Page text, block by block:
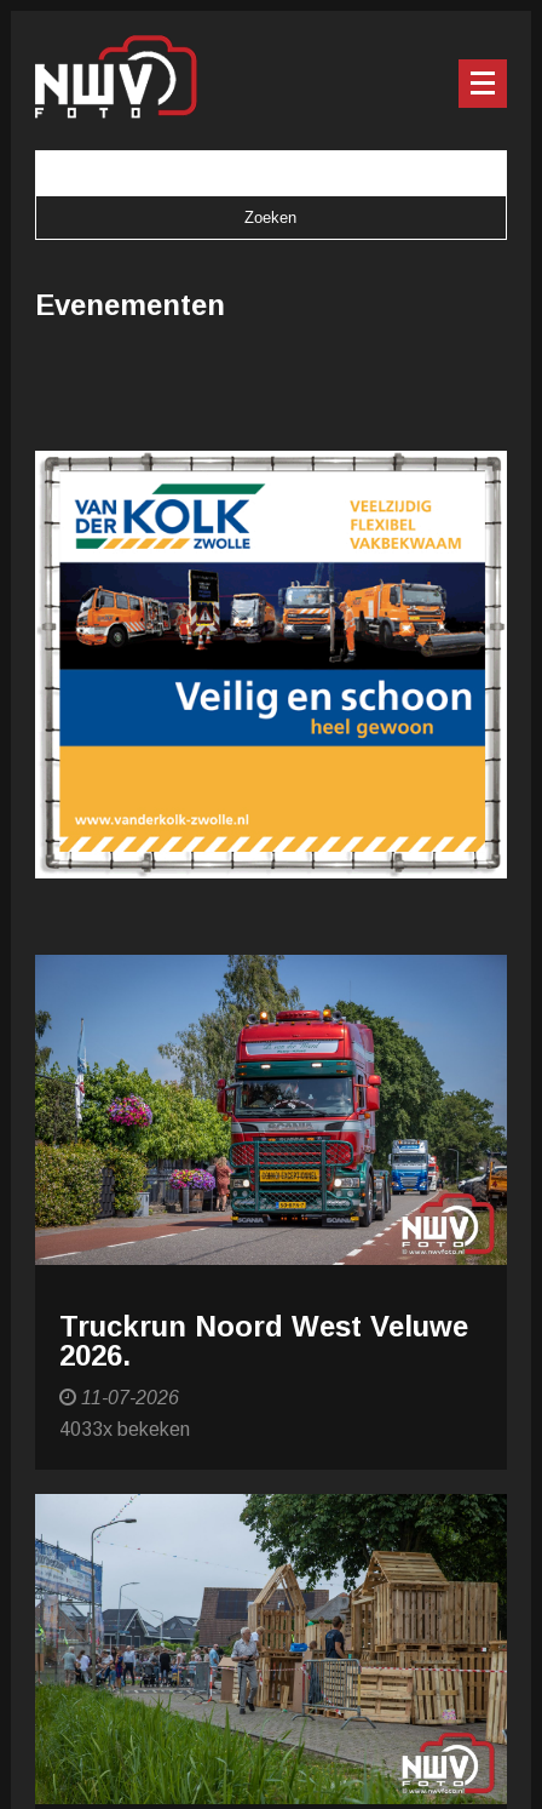
Evenementen
Truckrun Noord West Veluwe
2026.
11-07-2026
4033x bekeken